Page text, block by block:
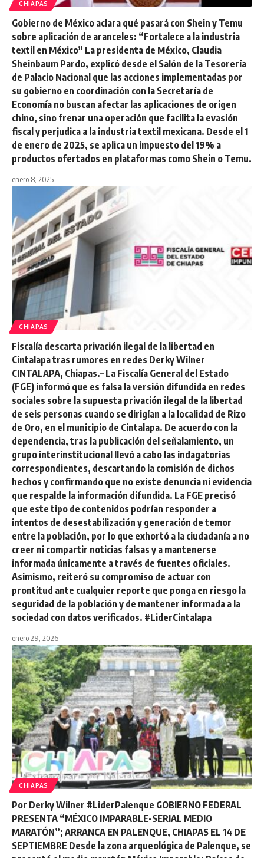
CHIAPAS
Gobierno de México aclara qué pasará con Shein y Temu
sobre aplicación de aranceles: “Fortalece a la industria
textil en México” La presidenta de México, Claudia
Sheinbaum Pardo, explicó desde el Salón de la Tesorería
de Palacio Nacional que las acciones implementadas por
su gobierno en coordinación con la Secretaría de
Economía no buscan afectar las aplicaciones de origen
chino, sino frenar una operación que facilita la evasión
fiscal y perjudica a la industria textil mexicana. Desde el 1
de enero de 2025, se aplica un impuesto del 19% a
productos ofertados en plataformas como Shein o Temu.
enero 8, 2025
CHIAPAS
Fiscalía descarta privación ilegal de la libertad en
Cintalapa tras rumores en redes Derky Wilner
CINTALAPA, Chiapas.– La Fiscalía General del Estado
(FGE) informó que es falsa la versión difundida en redes
sociales sobre la supuesta privación ilegal de la libertad
de seis personas cuando se dirigían a la localidad de Rizo
de Oro, en el municipio de Cintalapa. De acuerdo con la
dependencia, tras la publicación del señalamiento, un
grupo interinstitucional llevó a cabo las indagatorias
correspondientes, descartando la comisión de dichos
hechos y confirmando que no existe denuncia ni evidencia
que respalde la información difundida. La FGE precisó
que este tipo de contenidos podrían responder a
intentos de desestabilización y generación de temor
entre la población, por lo que exhortó a la ciudadanía a no
creer ni compartir noticias falsas y a mantenerse
informada únicamente a través de fuentes oficiales.
Asimismo, reiteró su compromiso de actuar con
prontitud ante cualquier reporte que ponga en riesgo la
seguridad de la población y de mantener informada a la
sociedad con datos verificados. #LiderCintalapa
enero 29, 2026
CHIAPAS
Por Derky Wilner #LiderPalenque GOBIERNO FEDERAL
PRESENTA “MÉXICO IMPARABLE-SERIAL MEDIO
MARATÓN”; ARRANCA EN PALENQUE, CHIAPAS EL 14 DE
SEPTIEMBRE Desde la zona arqueológica de Palenque, se